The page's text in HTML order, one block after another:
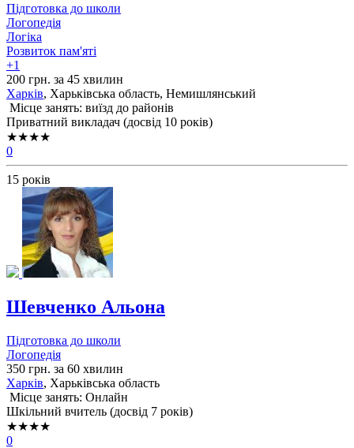
Підготовка до школи
Логопедія
Логіка
Розвиток пам'яті
+1
200 грн. за 45 хвилин
Харків, Харьківська область, Немишлянський
Місце занять: виїзд до районів
Приватний викладач (досвід 10 років)
★★★★
0
15 років
Шевченко Альона
Підготовка до школи
Логопедія
350 грн. за 60 хвилин
Харків, Харьківська область
Місце занять: Онлайн
Шкільний вчитель (досвід 7 років)
★★★★
0